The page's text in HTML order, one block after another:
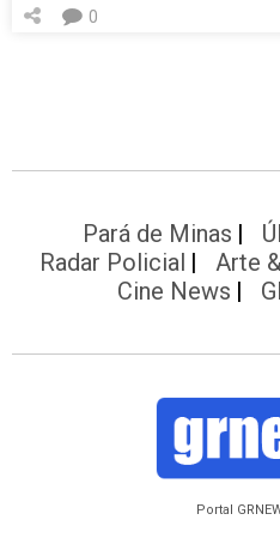
0
Pará de Minas
Radar Policial
Arte
Cine News
Portal